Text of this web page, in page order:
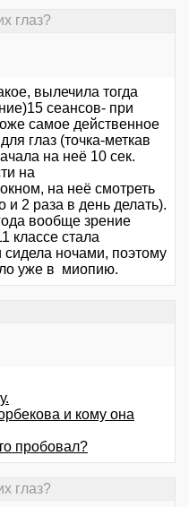
глаз?
вылечила тогда
сеансов- при
самое действенное
глаз (точка-меткав
на неё 10 сек.
на
на неё смотреть
и 2 раза в день делать).
вообще зрение
классе стала
сидела ночами, поэтому
уже в миопию.
и кому она
пробовал?
глаз?